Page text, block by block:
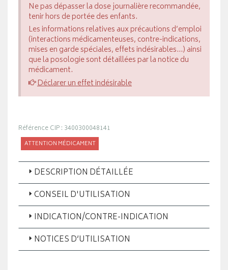
Ne pas dépasser la dose journalière recommandée,
tenir hors de portée des enfants.
Les informations relatives aux précautions d’emploi
(interactions médicamenteuses, contre-indications,
mises en garde spéciales, effets indésirables...) ainsi
que la posologie sont détaillées par la notice du
médicament.
Déclarer un effet indésirable
Référence CIP : 3400300048141
ATTENTION MÉDICAMENT
DESCRIPTION DÉTAILLÉE
CONSEIL D'UTILISATION
INDICATION/CONTRE-INDICATION
NOTICES D’UTILISATION